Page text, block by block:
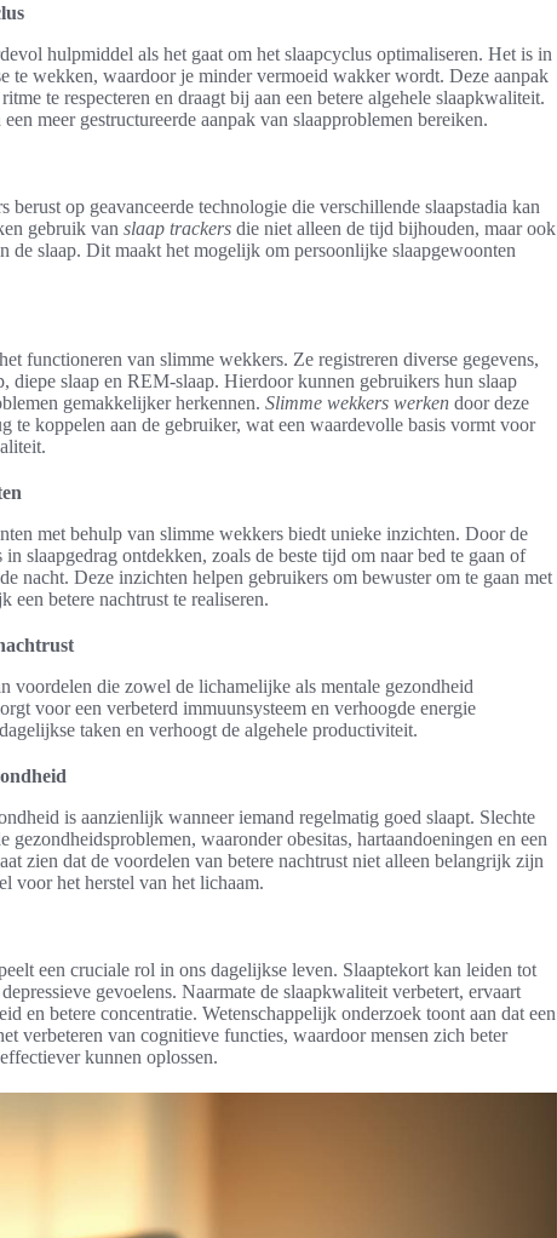
hulpmiddel als het gaat om het slaapcyclus optimaliseren. Het is in
te wekken, waardoor je minder vermoeid wakker wordt. Deze aanpak
te respecteren en draagt bij aan een betere algehele slaapkwaliteit.
meer gestructureerde aanpak van slaapproblemen bereiken.
op geavanceerde technologie die verschillende slaapstadia kan
gebruik van slaap trackers die niet alleen de tijd bijhouden, maar ook
de slaap. Dit maakt het mogelijk om persoonlijke slaapgewoonten
functioneren van slimme wekkers. Ze registreren diverse gegevens,
diepe slaap en REM-slaap. Hierdoor kunnen gebruikers hun slaap
gemakkelijker herkennen. Slimme wekkers werken door deze
te koppelen aan de gebruiker, wat een waardevolle basis vormt voor
met behulp van slimme wekkers biedt unieke inzichten. Door de
slaapgedrag ontdekken, zoals de beste tijd om naar bed te gaan of
nacht. Deze inzichten helpen gebruikers om bewuster om te gaan met
een betere nachtrust te realiseren.
voordelen die zowel de lichamelijke als mentale gezondheid
voor een verbeterd immuunsysteem en verhoogde energie
taken en verhoogt de algehele productiviteit.
is aanzienlijk wanneer iemand regelmatig goed slaapt. Slechte
gezondheidsproblemen, waaronder obesitas, hartaandoeningen en een
zien dat de voordelen van betere nachtrust niet alleen belangrijk zijn
voor het herstel van het lichaam.
een cruciale rol in ons dagelijkse leven. Slaaptekort kan leiden tot
gevoelens. Naarmate de slaapkwaliteit verbetert, ervaart
en betere concentratie. Wetenschappelijk onderzoek toont aan dat een
verbeteren van cognitieve functies, waardoor mensen zich beter
kunnen oplossen.